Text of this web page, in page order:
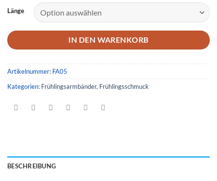
Länge
IN DEN WARENKORB
Artikelnummer: FA05
Kategorien: Frühlingsarmbänder, Frühlingsschmuck
BESCHREIBUNG